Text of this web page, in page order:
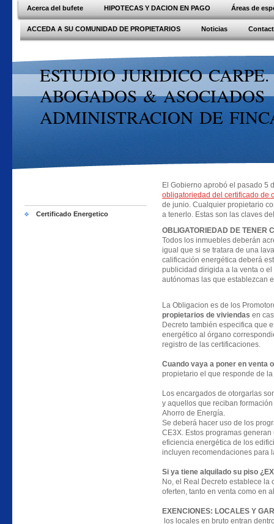
Acerca del bufete HIPOTECAS Y DACION EN PAGO Áreas de
ACCEDA A SU COMUNIDAD DE PROPIETARIOS Noticias
ESTUDIO JURIDICO CARPE.
ABOGADOS & ASOCIADOS
ADMINISTRACION DE
Certificado Energetico
El Gobierno aprobó el pasado 5
obligatoriedad del certificado de
de junio. Cualquier propietario
a tenerlo. Estas son las claves
OBLIGATORIEDAD DE TENER
Todos los inmuebles deberán
igual que si se tratara de una
calificación energética deberá
publicidad dirigida a la venta o
autónomas las que establezcan
La Obligacion es de los
propietarios de viviendas en
Decreto también especifica que
energético al órgano
registro de las certificaciones.
Cuando vaya a poner en venta
propietario el que responde de
Los encargados de otorgarlas
y aquellos que reciban
Ahorro de Energía.
Se deberá hacer uso de los
CE3X. Estos programas
eficiencia energética de los
incluyen recomendaciones para
Si ya tiene alquilado su piso
No, el Real Decreto establece
oferten, tanto en venta como en
EXENCIONES: LOCALES Y
los locales en bruto entran